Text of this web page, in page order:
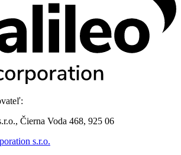
Čierna Voda 468, 925 06
s.r.o.